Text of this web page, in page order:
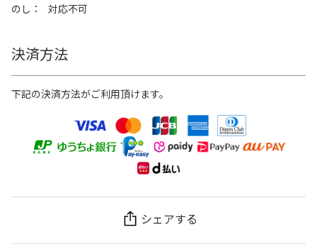
のし
対応不可
決済方法
下記の決済方法がご利用頂けます。
シェアする